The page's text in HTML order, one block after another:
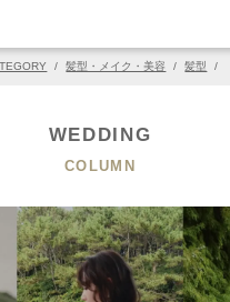
/ 髪型・メイク・美容 / 髪型 /
WEDDING
COLUMN